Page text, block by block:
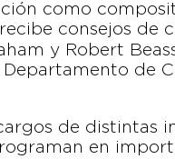
como
consejos de
y Robert
de
de distintas
en